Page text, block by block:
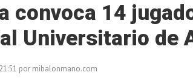
convoca 14
Universitario de
por mibalonmano.com